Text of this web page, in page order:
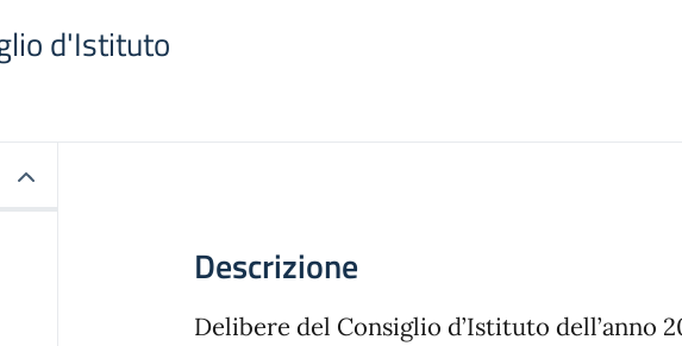
d'Istituto
Descrizione
Delibere del Consiglio d’Istituto dell’anno